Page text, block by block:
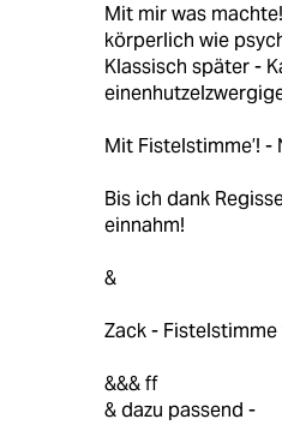
Mit mir was
körperlich wie
Klassisch später -
Mit Fistelstimme’! -
Bis ich dank
einnahm!
&
Zack - Fistelstimme
&&& ff
& dazu passend -